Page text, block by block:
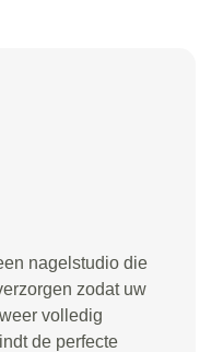
nagelstudio die
zodat uw
volledig
de perfecte